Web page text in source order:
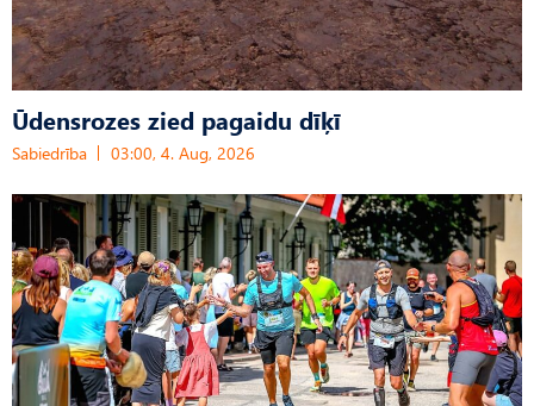
Ūdensrozes zied pagaidu dīķī
Sabiedrība 03:00, 4. Aug, 2026